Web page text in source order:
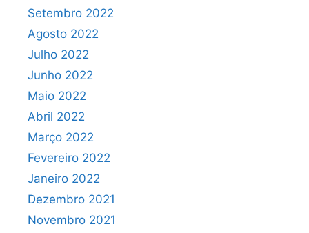
Setembro 2022
Agosto 2022
Julho 2022
Junho 2022
Maio 2022
Abril 2022
Março 2022
Fevereiro 2022
Janeiro 2022
Dezembro 2021
Novembro 2021